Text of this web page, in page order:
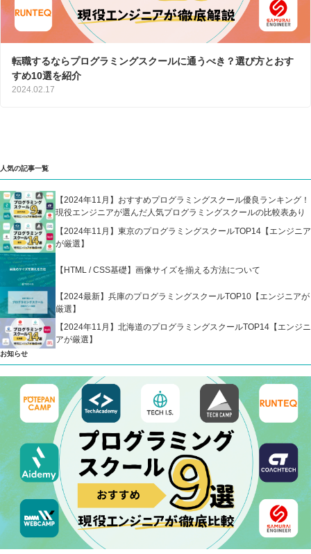
転職するならプログラミングスクールに通うべき？選び方とおす
すめ10選を紹介
2024.02.17
人気の記事一覧
【2024年11月】おすすめプログラミングスクール優良ランキング！
現役エンジニアが選んだ人気プログラミングスクールの比較表あり
【2024年11月】東京のプログラミングスクールTOP14【エンジニア
が厳選】
【HTML / CSS基礎】画像サイズを揃える方法について
【2024最新】兵庫のプログラミングスクールTOP10【エンジニアが
厳選】
【2024年11月】北海道のプログラミングスクールTOP14【エンジニ
アが厳選】
お知らせ